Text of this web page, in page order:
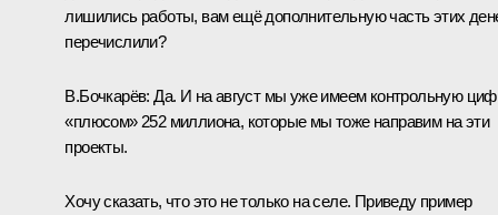
лишились работы, вам ещё дополнительную часть этих
перечислили?
В.Бочкарёв: Да. И на август мы уже имеем контрольную
«плюсом» 252 миллиона, которые мы тоже направим на эти
проекты.
Хочу сказать, что это не только на селе. Приведу пример